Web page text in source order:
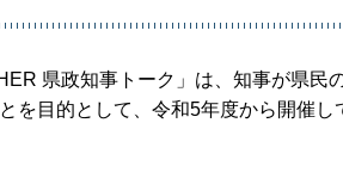
県政知事トーク」は、知事が県
を目的として、令和5年度から開催し